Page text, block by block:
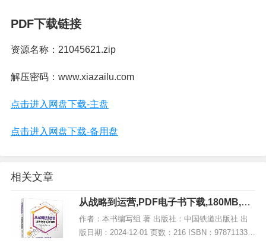
PDF下载链接
资源名称：21045621.zip
解压密码：www.xiazailu.com
点击进入网盘下载-主盘
点击进入网盘下载-备用盘
相关文章
从战略到运营,PDF电子书下载,180MB,网
盘资源
作者：本书编写组 著 出版社：中国铁道出版社 出
版日期：2024-12-01 页数：216 ISBN：978711331